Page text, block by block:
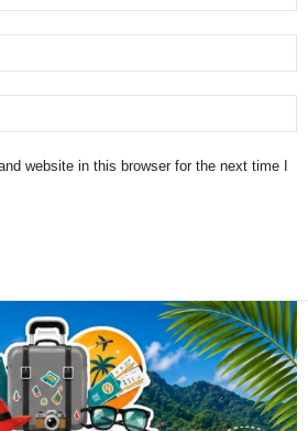
website in this browser for the next time I